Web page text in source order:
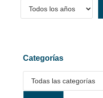
Categorías